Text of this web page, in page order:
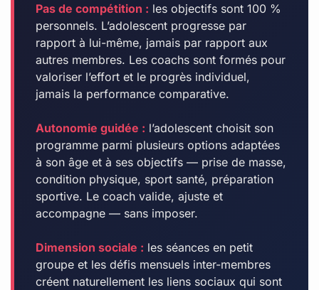
Pas de compétition : les objectifs sont 100 %
personnels. L’adolescent progresse par
rapport à lui-même, jamais par rapport aux
autres membres. Les coachs sont formés pour
valoriser l’effort et le progrès individuel,
jamais la performance comparative.
Autonomie guidée : l’adolescent choisit son
programme parmi plusieurs options adaptées
à son âge et à ses objectifs — prise de masse,
condition physique, sport santé, préparation
sportive. Le coach valide, ajuste et
accompagne — sans imposer.
Dimension sociale : les séances en petit
groupe et les défis mensuels inter-membres
créent naturellement les liens sociaux qui sont